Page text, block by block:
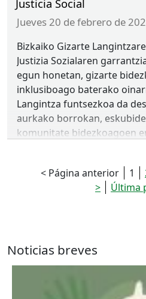
Justicia Social
jueves 20 de febrero de
Bizkaiko Gizarte
Justizia Sozialaren
egun honetan, gizarte
inklusiboago baterako
Langintza funtsezkoa da
aurkako borrokan,
komunitate bidezkoagoen
reivindicamos en este día
Justicia Social como base
construcción de
< Página anterior 1
>
Última
Noticias breves